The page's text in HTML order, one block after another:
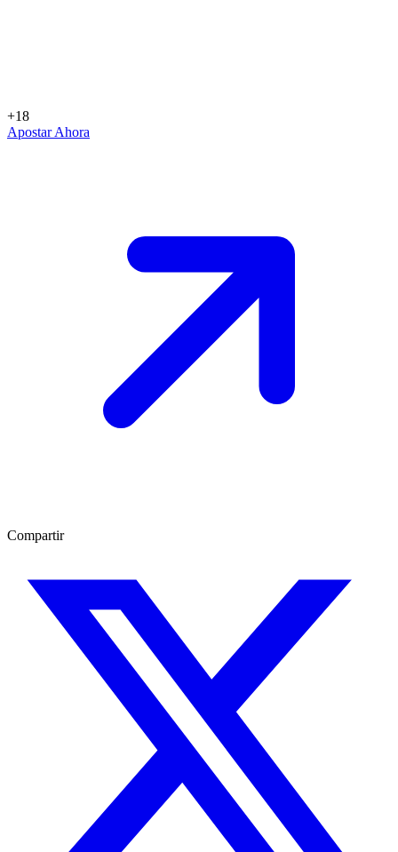
+18
Apostar Ahora
Compartir